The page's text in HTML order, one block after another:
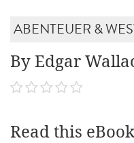
ABENTEUER &
By Edgar
Read this